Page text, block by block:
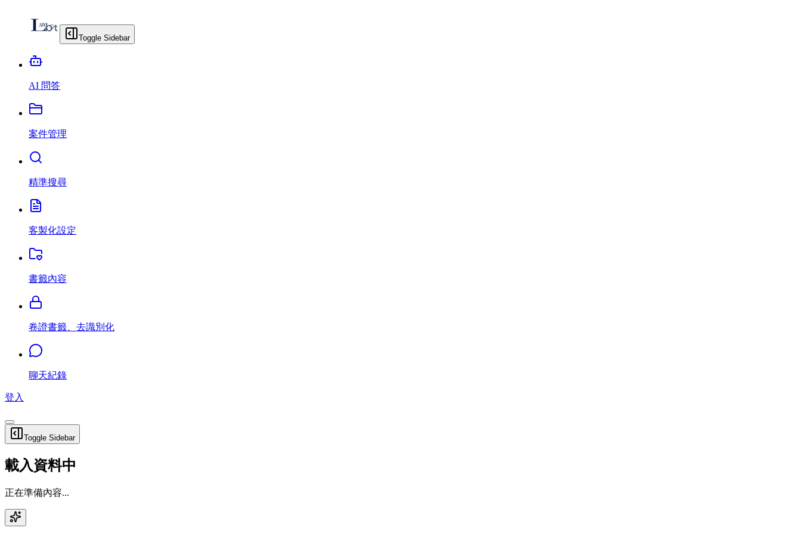
Toggle Sidebar
AI 問答
案件管理
精準搜尋
客製化設定
書籤內容
卷證書籤、去識別化
聊天紀錄
登入
Toggle Sidebar
載入資料中
正在準備內容...